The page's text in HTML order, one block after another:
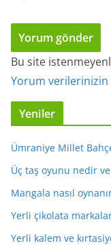
Bu site
Yorum verilerinizin
Yeniler
Ümraniye Millet
Üç taş oyunu nedir ve
Mangala nasıl
Yerli çikolata
Yerli kalem ve